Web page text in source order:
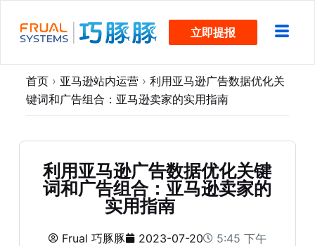
过
立即提报
首页 › 亚马逊站内运营 › 利用亚马逊广告数据优化关
键词和广告组合：亚马逊卖家的实用指南
利用亚马逊广告数据优化关键
词和广告组合：亚马逊卖家的
实用指南
Frual 巧豚豚 2023-07-20 5:45 下午